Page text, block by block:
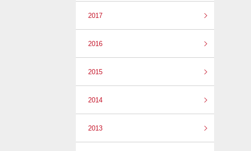
2017
2016
2015
2014
2013